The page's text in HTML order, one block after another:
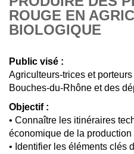
ROUGE EN
BIOLOGIQUE
Public visé :
Agriculteurs-trices et
Bouches-du-Rhône et des
Objectif :
• Connaître les itinéraires
économique de la
• Identifier les éléments clés